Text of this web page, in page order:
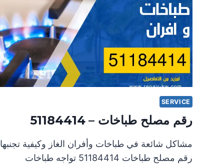
البيت
SERVICE
رقم مصلح طباخات – 51184414
مشاكل شائعة في طباخات وأفران الغاز وكيفية تجنبها
رقم مصلح طباخات 51184414 تواجه طباخات